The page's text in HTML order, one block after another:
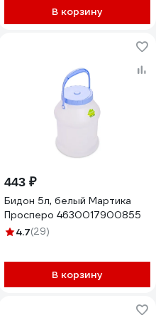
В корзину
443 ₽
Бидон 5л, белый Мартика
Просперо 4630017900855
4.7(29)
В корзину